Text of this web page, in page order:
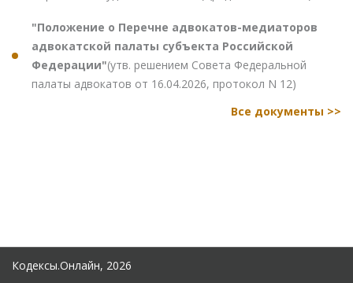
"Положение о Перечне адвокатов-медиаторов
адвокатской палаты субъекта Российской
Федерации"(утв. решением Совета Федеральной
палаты адвокатов от 16.04.2026, протокол N 12)
Все документы >>
Кодексы.Онлайн, 2026